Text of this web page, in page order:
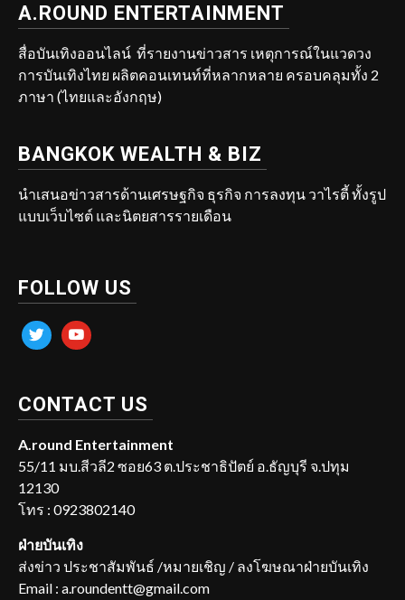
A.ROUND ENTERTAINMENT
สื่อบันเทิงออนไลน์ ที่รายงานข่าวสาร เหตุการณ์ในแวดวง
การบันเทิงไทย ผลิตคอนเทนท์ที่หลากหลาย ครอบคลุมทั้ง 2
ภาษา (ไทยและอังกฤษ)
BANGKOK WEALTH & BIZ
นำเสนอข่าวสารด้านเศรษฐกิจ ธุรกิจ การลงทุน วาไรตี้ ทั้งรูป
แบบเว็บไซต์ และนิตยสารรายเดือน
FOLLOW US
twitter youtube
CONTACT US
A.round Entertainment
55/11 มบ.สีวลี2 ซอย63 ต.ประชาธิปัตย์ อ.ธัญบุรี จ.ปทุม
12130
โทร : 0923802140
ฝ่ายบันเทิง
ส่งข่าว ประชาสัมพันธ์ /หมายเชิญ / ลงโฆษณาฝ่ายบันเทิง
Email : a.roundentt@gmail.com